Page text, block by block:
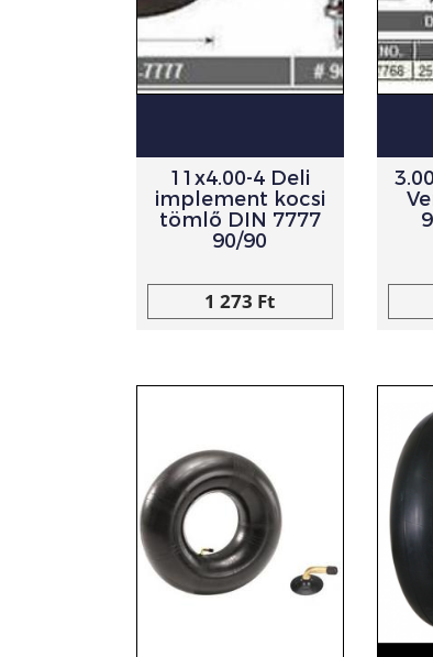
11x4.00-4 Deli
implement kocsi
tömlő DIN 7777
90/90
1 273 Ft